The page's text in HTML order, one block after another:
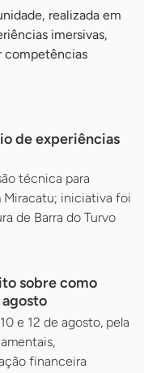
realizada em
imersivas,
competências
de experiências
técnica para
Miracatu; iniciativa foi
de Barra do Turvo
sobre como
e 12 de agosto, pela
financeira